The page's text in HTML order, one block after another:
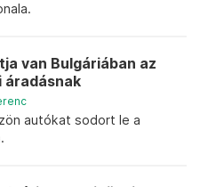
van Bulgáriában az
áradásnak
autókat sodort le a